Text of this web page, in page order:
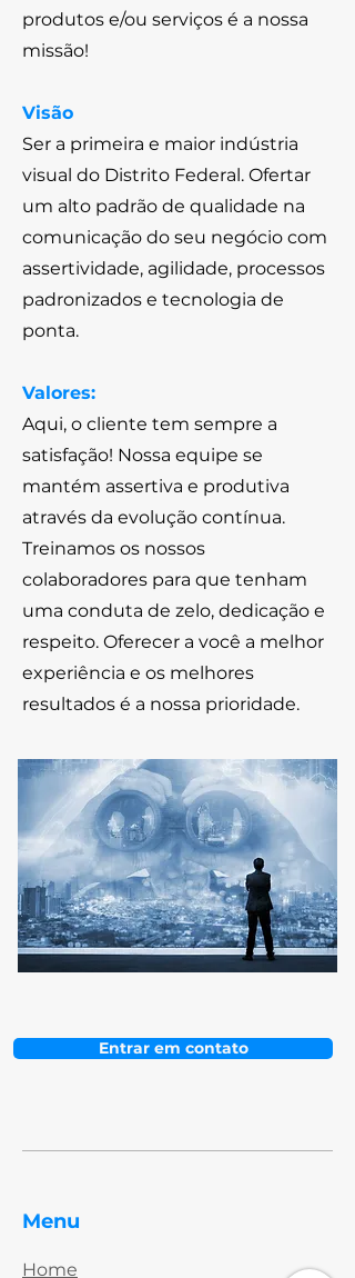
produtos e/ou serviços é a nossa
missão!
Visão
Ser a primeira e maior indústria
visual do Distrito Federal. Ofertar
um alto padrão de qualidade na
comunicação do seu negócio com
assertividade, agilidade, processos
padronizados e tecnologia de
ponta.
Valores:
Aqui, o cliente tem sempre a
satisfação! Nossa equipe se
mantém assertiva e produtiva
através da evolução contínua.
Treinamos os nossos
colaboradores para que tenham
uma conduta de zelo, dedicação e
respeito. Oferecer a você a melhor
experiência e os melhores
resultados é a nossa prioridade.
Entrar em contato
Menu
Home